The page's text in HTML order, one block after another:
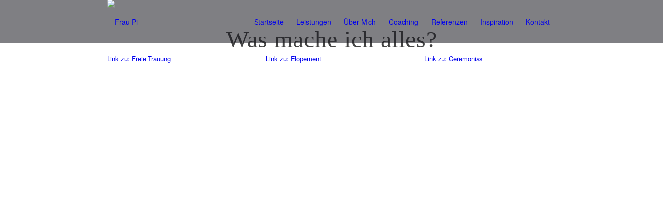
Startseite Leistungen Über Mich Coaching Referenzen Inspiration Kontakt
Wasmacheich alles?
Link zu: Freie Trauung Link zu: Elopement Link zu: Ceremonias